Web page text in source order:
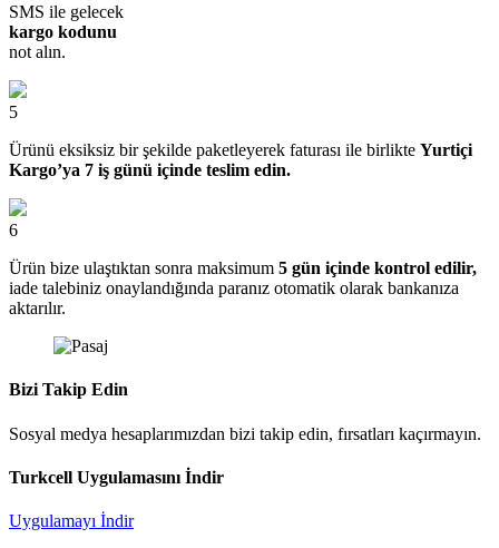
SMS ile gelecek
kargo kodunu
not alın.
5
Ürünü eksiksiz bir şekilde paketleyerek faturası ile birlikte Yurtiçi
Kargo’ya 7 iş günü içinde teslim edin.
6
Ürün bize ulaştıktan sonra maksimum 5 gün içinde kontrol edilir,
iade talebiniz onaylandığında paranız otomatik olarak bankanıza
aktarılır.
Bizi Takip Edin
Sosyal medya hesaplarımızdan bizi takip edin, fırsatları kaçırmayın.
Turkcell Uygulamasını İndir
Uygulamayı İndir